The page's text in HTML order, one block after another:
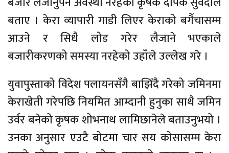
बताए । केरा व्यापारी गाडी लिएर केराको बगैँचासम्म
आउने र सिधै लोड गरेर लैजाने भएकाले
बजारीकरणको समस्या नरहेको उहाँले उल्लेख गरे ।
युवापुस्ताको विदेश पलायनसँगै बाझिँदै गरेको जमिनमा
केराखेती गरेपछि नियमित आम्दानी हुनुका साथै जमिन
उर्वर बनेको कृषक शोभनाथ लामिछानेले बताउनुभयो ।
उनका अनुसार एउटै बोटमा चार सय कोसासम्म केरा